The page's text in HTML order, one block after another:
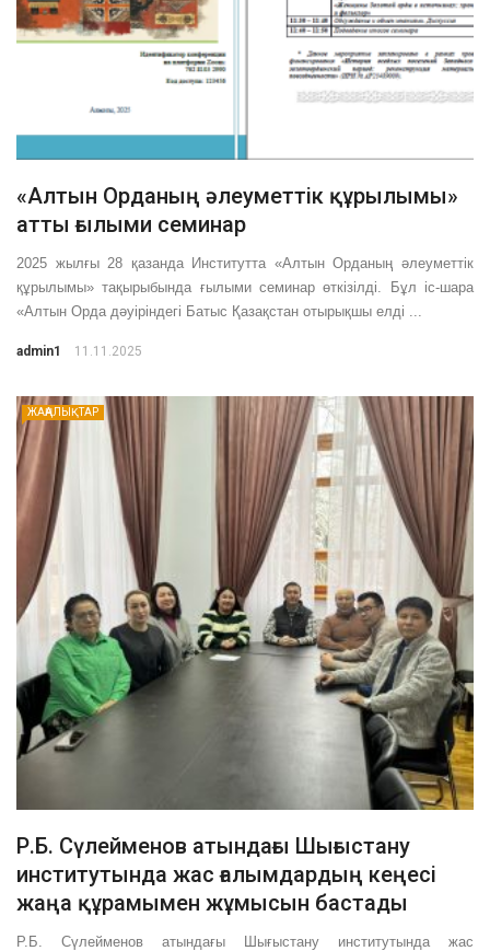
«Алтын Орданың әлеуметтік құрылымы»
атты ғылыми семинар
2025 жылғы 28 қазанда Институтта «Алтын Орданың әлеуметтік
құрылымы» тақырыбында ғылыми семинар өткізілді. Бұл іс-шара
«Алтын Орда дәуіріндегі Батыс Қазақстан отырықшы елді ...
admin1 11.11.2025
ЖАҢАЛЫҚТАР
Р.Б. Сүлейменов атындағы Шығыстану
институтында жас ғалымдардың кеңесі
жаңа құрамымен жұмысын бастады
Р.Б. Сүлейменов атындағы Шығыстану институтында жас